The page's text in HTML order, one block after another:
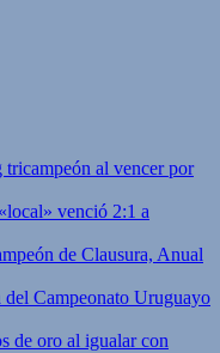
al vencer por
venció 2:1 a
de Clausura, Anual
del Campeonato Uruguayo
de oro al igualar con